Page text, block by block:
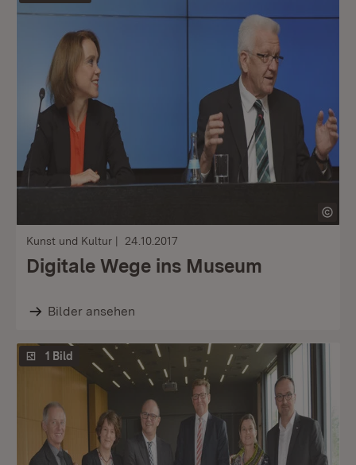
Kunst und Kultur 24.10.2017
Digitale Wege ins Museum
Bilder ansehen
1 Bild